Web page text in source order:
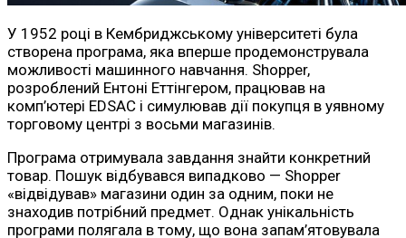
У 1952 році в Кембриджському університеті була
створена програма, яка вперше продемонструвала
можливості машинного навчання. Shopper,
розроблений Ентоні Еттінгером, працював на
комп’ютері EDSAC і симулював дії покупця в уявному
торговому центрі з восьми магазинів.
Програма отримувала завдання знайти конкретний
товар. Пошук відбувався випадково — Shopper
«відвідував» магазини один за одним, поки не
знаходив потрібний предмет. Однак унікальність
програми полягала в тому, що вона запам’ятовувала